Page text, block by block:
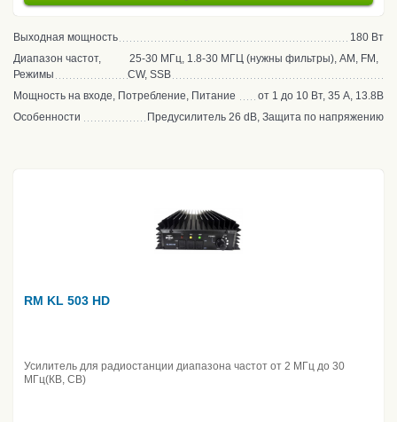
Выходная мощность
180 Вт
Диапазон частот,
Режимы
25-30 МГц, 1.8-30 МГЦ (нужны фильтры), AM, FM,
CW, SSB
Мощность на входе, Потребление, Питание
от 1 до 10 Вт, 35 А, 13.8В
Особенности
Предусилитель 26 dB, Защита по напряжению
RM KL 503 HD
Усилитель для радиостанции диапазона частот от 2 МГц до 30
МГц(КВ, CB)